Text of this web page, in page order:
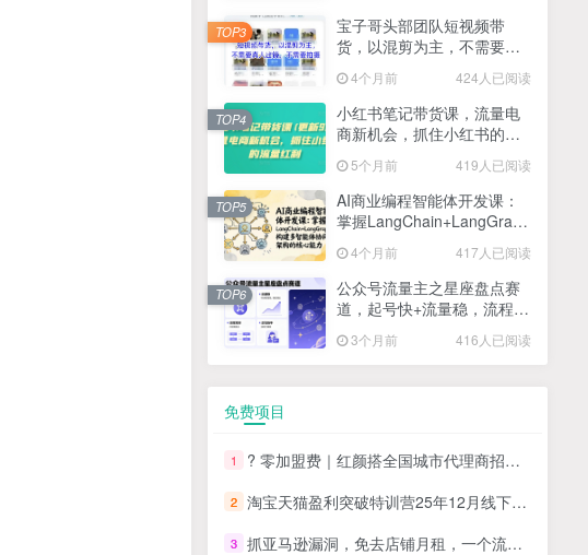
7 25年7月小红书女粉新玩法，公域转私域变现，日轻松变现2张+，5分钟简单复制好上手
8 情趣内衣暴利玩法，冷门赛道，日入1k+
9 在家就能做的项目，一天轻松300+，操作简单上手快
10 2025年百家号AI图文掘金，手机操作单号月入4-5位数，低门槛【附指令+工具】
抖音情感文案项目玩法，单月涨粉3000+，新手小白也能做
宝子哥头部团队短视频带
货，以混剪为主，不需要真
26年3月】
4个月前 424人已阅读
TOP3
小红书笔记带货课，流量电
商新机会，抓住小红书的流
5个月前 419人已阅读
TOP4
AI商业编程智能体开发课：
掌握LangChain+LangGraph
心能力
4个月前 417人已阅读
TOP5
公众号流量主之星座盘点赛
道，起号快+流量稳，流程简
3个月前 416人已阅读
TOP6
免费项目
1 ? 零加盟费｜红颜搭全国城市代理商招募正式启动！
2 淘宝天猫盈利突破特训营25年12月线下课，系统性的深度剖析电商企业经营之道，打造电商标准化运营体系
3 抓亚马逊漏洞，免去店铺月租，一个流量大竞争小，让你有机会成大卖的赛道